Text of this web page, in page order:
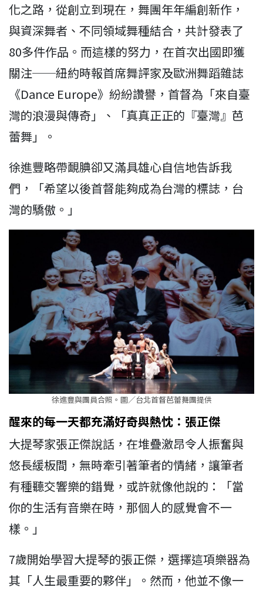
化之路，從創立到現在，舞團年年編創新作，
與資深舞者、不同領域舞種結合，共計發表了
80多件作品。而這樣的努力，在首次出國即獲
關注──紐約時報首席舞評家及歐洲舞蹈雜誌
《Dance Europe》紛紛讚譽，首督為「來自臺
灣的浪漫與傳奇」、「真真正正的『臺灣』芭
蕾舞」。
徐進豐略帶靦腆卻又滿具雄心自信地告訴我
們，「希望以後首督能夠成為台灣的標誌，台
灣的驕傲。」
徐進豐與團員合照。圖／台北首督芭蕾舞團提供
醒來的每一天都充滿好奇與熱忱：張正傑
大提琴家張正傑說話，在堆疊激昂令人振奮與
悠長緩板間，無時牽引著筆者的情緒，讓筆者
有種聽交響樂的錯覺，或許就像他說的：「當
你的生活有音樂在時，那個人的感覺會不一
樣。」
7歲開始學習大提琴的張正傑，選擇這項樂器為
其「人生最重要的夥伴」。然而，他並不像一